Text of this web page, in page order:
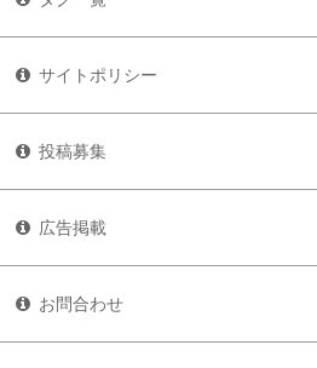
サイトポリシー
投稿募集
広告掲載
お問合わせ